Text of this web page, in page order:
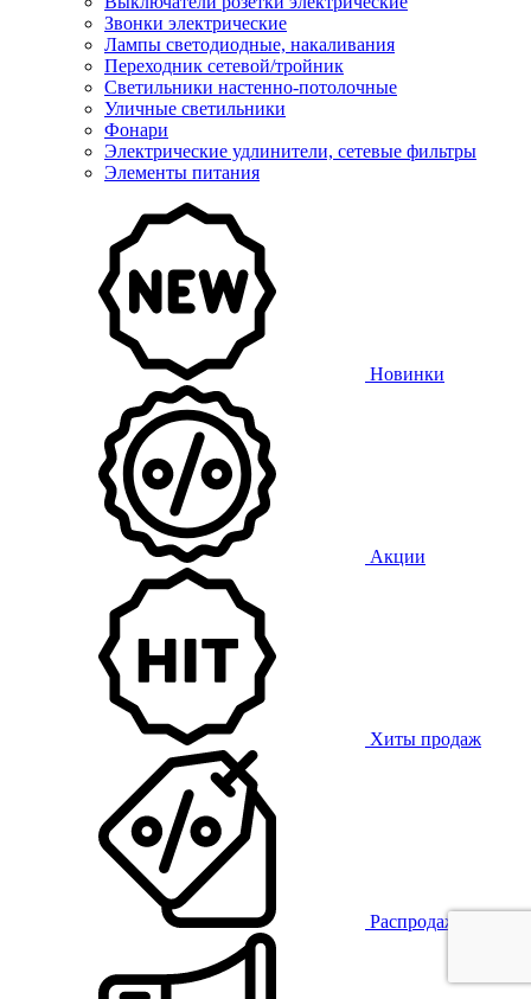
Звонки электрические
Лампы светодиодные, накаливания
Переходник сетевой/тройник
Светильники настенно-потолочные
Уличные светильники
Фонари
Электрические удлинители, сетевые фильтры
Элементы питания
Новинки
Акции
Хиты продаж
Распродажа